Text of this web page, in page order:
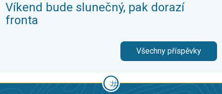
Víkend bude slunečný, pak dorazí
fronta
Všechny příspěvky